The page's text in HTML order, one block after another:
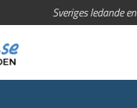
Sveriges ledande